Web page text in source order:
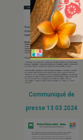
Communiqué de
presse 13.03.2024